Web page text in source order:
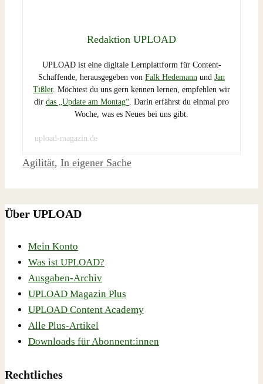
Redaktion UPLOAD
UPLOAD ist eine digitale Lernplattform für Content-
Schaffende, herausgegeben von Falk Hedemann und Jan
Tißler. Möchtest du uns gern kennen lernen, empfehlen wir
dir das „Update am Montag“. Darin erfährst du einmal pro
Woche, was es Neues bei uns gibt.
upload-magazin.de
Schlagwörter
Agilität, In eigener Sache
Über UPLOAD
Mein Konto
Was ist UPLOAD?
Ausgaben-Archiv
UPLOAD Magazin Plus
UPLOAD Content Academy
Alle Plus-Artikel
Downloads für Abonnent:innen
Rechtliches